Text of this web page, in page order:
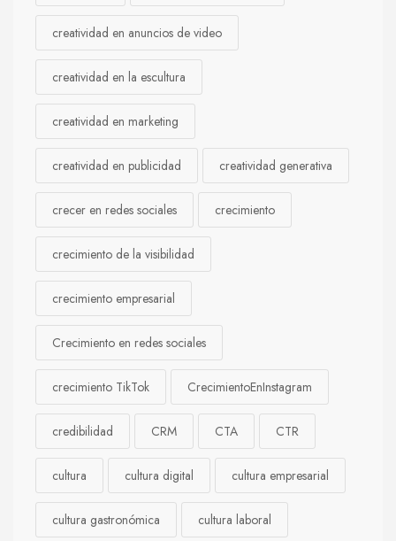
creatividad en anuncios de video
creatividad en la escultura
creatividad en marketing
creatividad en publicidad creatividad generativa
crecer en redes sociales crecimiento
crecimiento de la visibilidad
crecimiento empresarial
Crecimiento en redes sociales
crecimiento TikTok CrecimientoEnInstagram
credibilidad CRM CTA CTR
cultura cultura digital cultura empresarial
cultura gastronómica cultura laboral